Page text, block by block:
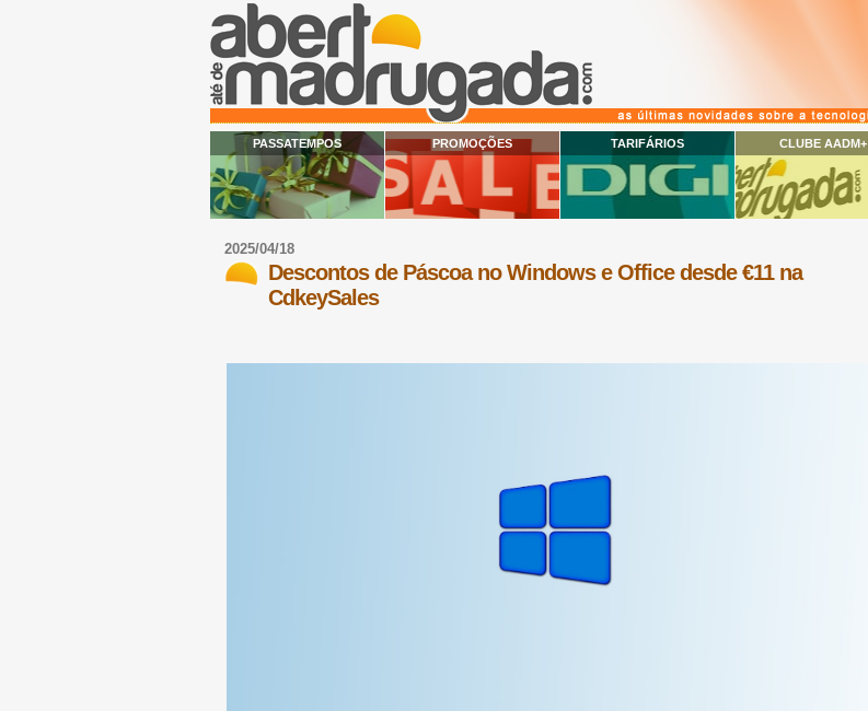
PASSATEMPOS PROMOÇÕES TARIFÁRIOS CLUBE AADM+
2025/04/18
Descontos de Páscoa no Windows e Office desde €11 na
CdkeySales